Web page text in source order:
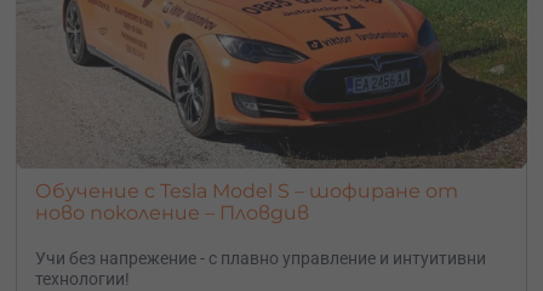
Обучение с Tesla Model S – шофиране от
ново поколение – Пловдив
Учи без напрежение - с плавно управление и интуитивни
технологии!